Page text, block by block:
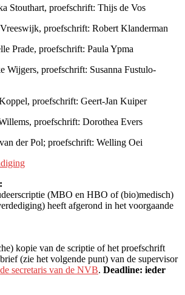
Stouthart, proefschrift: Thijs de Vos
proefschrift: Robert Klanderman
Prade, proefschrift: Paula Ypma
Wijgers, proefschrift: Susanna Fustulo-
proefschrift: Geert-Jan Kuiper
proefschrift: Dorothea Evers
der Pol; proefschrift: Welling Oei
(MBO en HBO of (bio)medisch)
heeft afgerond in het voorgaande
kopie van de scriptie of het proefschrift
(zie het volgende punt) van de supervisor
de secretaris van de NVB. Deadline: ieder